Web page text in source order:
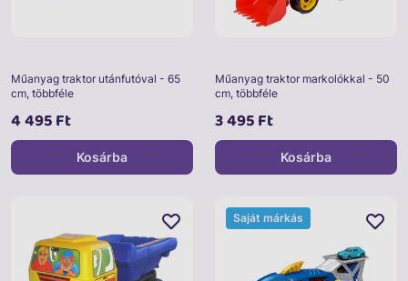
Műanyag traktor utánfutóval - 65
cm, többféle
4 495 Ft
Kosárba
Műanyag traktor markolókkal - 50
cm, többféle
3 495 Ft
Kosárba
Saját márkás